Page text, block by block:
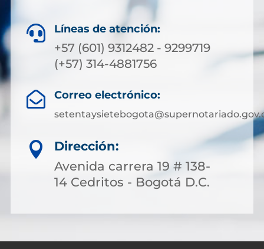
 Líneas de atención:
+57 (601) 9312482 - 9299719
(+57) 314-4881756
 Correo electrónico:

Dirección:
Avenida carrera 19 # 138-
14 Cedritos - Bogotá D.C.